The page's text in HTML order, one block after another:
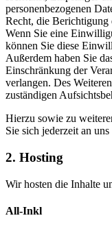
personenbezogenen
Recht, die Berichtigung
Wenn Sie eine
können Sie diese
Außerdem haben Sie
Einschränkung der
verlangen. Des
zuständigen
Hierzu sowie zu
Sie sich jederzeit an
2. Hosting
Wir hosten die Inhalte
All-Inkl